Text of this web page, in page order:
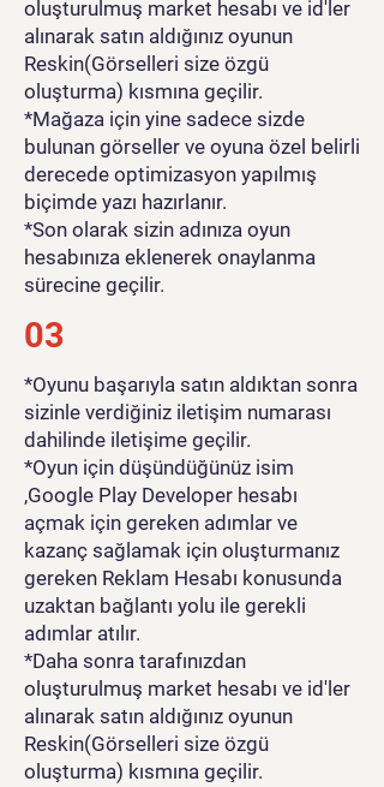
oluşturulmuş market hesabı ve id'ler
alınarak satın aldığınız oyunun
Reskin(Görselleri size özgü
oluşturma) kısmına geçilir.
*Mağaza için yine sadece sizde
bulunan görseller ve oyuna özel belirli
derecede optimizasyon yapılmış
biçimde yazı hazırlanır.
*Son olarak sizin adınıza oyun
hesabınıza eklenerek onaylanma
sürecine geçilir.
03
*Oyunu başarıyla satın aldıktan sonra
sizinle verdiğiniz iletişim numarası
dahilinde iletişime geçilir.
*Oyun için düşündüğünüz isim
,Google Play Developer hesabı
açmak için gereken adımlar ve
kazanç sağlamak için oluşturmanız
gereken Reklam Hesabı konusunda
uzaktan bağlantı yolu ile gerekli
adımlar atılır.
*Daha sonra tarafınızdan
oluşturulmuş market hesabı ve id'ler
alınarak satın aldığınız oyunun
Reskin(Görselleri size özgü
oluşturma) kısmına geçilir.